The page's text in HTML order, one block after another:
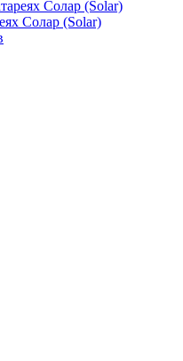
Солар (Solar)
Солар (Solar)